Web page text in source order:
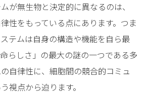
が無生物と決定的に異なるのは、
性をもっている点にあります。つま
テムは自身の構造や機能を自ら最
らしさ」の最大の謎の一つである多
自律性に、細胞間の競合的コミュ
視点から迫ります。